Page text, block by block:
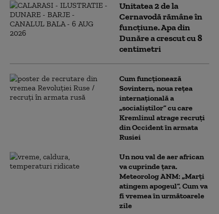
Unitatea 2 de la
Cernavodă rămâne în
funcțiune. Apa din
Dunăre a crescut cu 8
centimetri
Cum funcționează
Sovintern, noua rețea
internațională a
„socialiștilor” cu care
Kremlinul atrage recruți
din Occident în armata
Rusiei
Un nou val de aer african
va cuprinde țara.
Meteorolog ANM: „Marți
atingem apogeul”. Cum va
fi vremea în următoarele
zile